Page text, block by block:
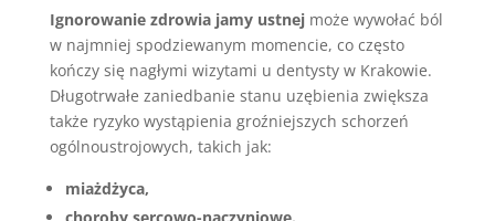
Ignorowanie zdrowia jamy ustnejmoże wywołać ból
w najmniej spodziewanym momencie, co często
kończy się nagłymi wizytami u dentysty w Krakowie.
Długotrwałe zaniedbanie stanu uzębienia zwiększa
także ryzyko wystąpienia groźniejszych schorzeń
ogólnoustrojowych, takich jak:
miażdżyca,